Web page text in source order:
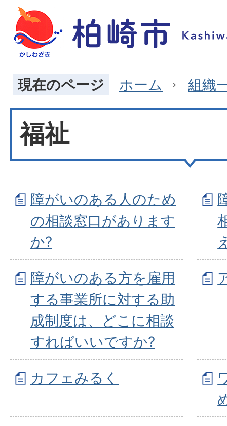
現在のページ ホーム 組織
福祉
障がいのある人のため
の相談窓口があります
か?
障がいのある方を雇用
する事業所に対する助
成制度は、どこに相談
すればいいですか?
カフェみるく